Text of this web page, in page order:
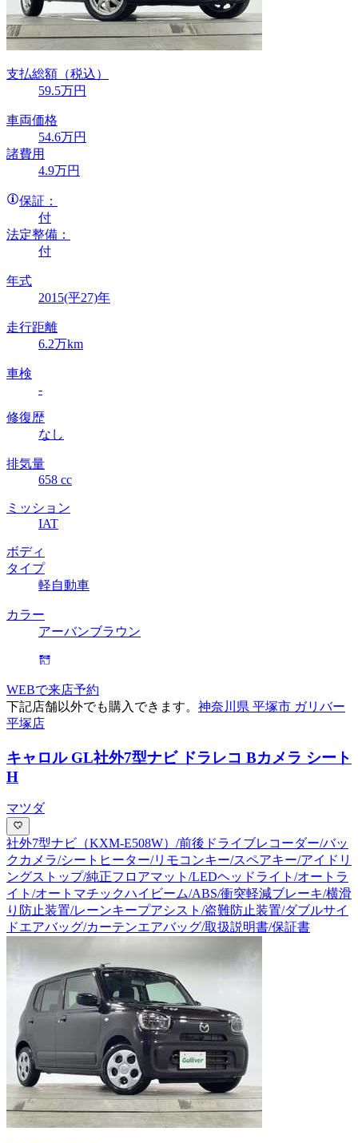
支払総額 （税込）
59.5万円
車両価格
54.6万円
諸費用
4.9万円
保証：
付
法定整備：
付
年式
2015(平27)年
走行距離
6.2万km
車検
-
修復歴
なし
排気量
658 cc
ミッション
IAT
ボディ
タイプ
軽自動車
カラー
アーバンブラウン
WEBで来店予約
下記店舗以外でも購入できます。 神奈川県 平塚市 ガリバー
平塚店
キャロル GL社外7型ナビ ドラレコ Bカメラ シート
H
マツダ
社外7型ナビ（KXM-E508W）/前後ドライブレコーダー/バッ
クカメラ/シートヒーター/リモコンキー/スペアキー/アイドリ
ングストップ/純正フロアマット/LEDヘッドライト/オートラ
イト/オートマチックハイビーム/ABS/衝突軽減ブレーキ/横滑
り防止装置/レーンキープアシスト/盗難防止装置/ダブルサイ
ドエアバッグ/カーテンエアバッグ/取扱説明書/保証書